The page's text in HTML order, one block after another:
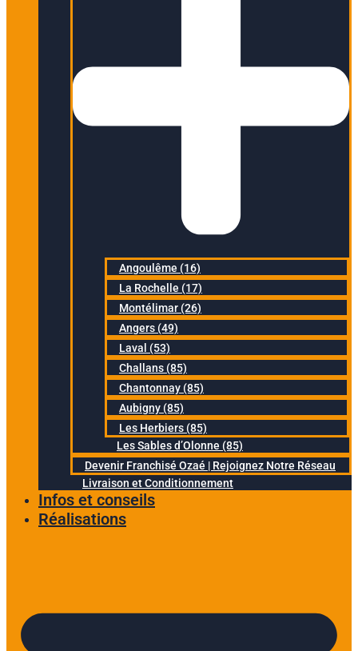
Angoulême (16)
La Rochelle (17)
Montélimar (26)
Angers (49)
Laval (53)
Challans (85)
Chantonnay (85)
Aubigny (85)
Les Herbiers (85)
Les Sables d’Olonne (85)
Devenir Franchisé Ozaé | Rejoignez Notre Réseau
Livraison et Conditionnement
Infos et conseils
Réalisations